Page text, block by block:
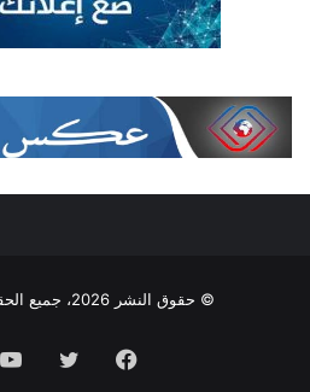
© حقوق النشر 2026، جميع الحقوق محفوظة |
فيسبوك تويتر